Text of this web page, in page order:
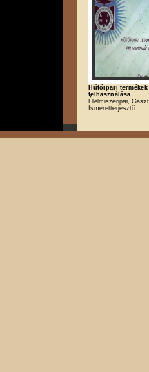
Hűtőipari termékek
felhasználása
Élelmiszeripar,
Ismeretterjesztő